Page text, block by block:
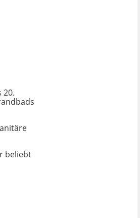
20.
beliebt